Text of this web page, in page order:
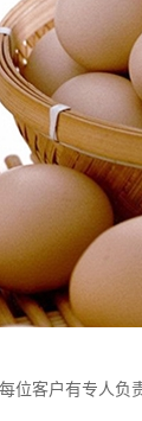
位客户有专人